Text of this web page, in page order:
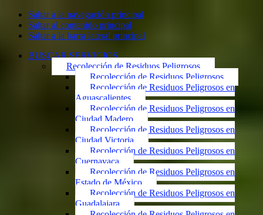
Saltar a la navegación principal
Saltar al contenido principal
Saltar a la barra lateral principal
BUSCAR SERVICIOS
Recolección de Residuos Peligrosos
Recolección de Residuos Peligrosos
Recolección de Residuos Peligrosos en
Aguascalientes
Recolección de Residuos Peligrosos en
Ciudad Madero
Recolección de Residuos Peligrosos en
Ciudad Victoria
Recolección de Residuos Peligrosos en
Cuernavaca
Recolección de Residuos Peligrosos en
Estado de México
Recolección de Residuos Peligrosos en
Guadalajara